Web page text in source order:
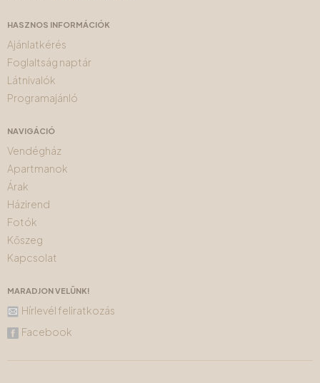
HASZNOS INFORMÁCIÓK
Ajánlatkérés
Foglaltság naptár
Látnivalók
Programajánló
NAVIGÁCIÓ
Vendégház
Apartmanok
Árak
Házirend
Fotók
Kőszeg
Kapcsolat
MARADJON VELÜNK!
Hírlevél feliratkozás
Facebook